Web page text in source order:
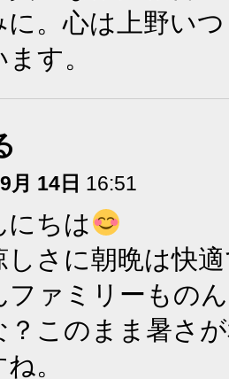
に。心は上野い
す。
月 14日 16:51
にちは
しさに朝晩は快
ファミリーもの
？このまま暑さ
。